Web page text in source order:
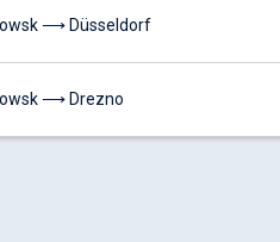
⟶ Düsseldorf
⟶ Drezno